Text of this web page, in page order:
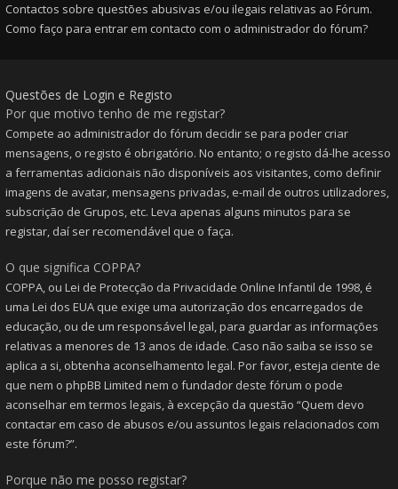
Contactos sobre questões abusivas e/ou ilegais relativas ao Fórum.
Como faço para entrar em contacto com o administrador do fórum?
Questões de Login e Registo
Por que motivo tenho de me registar?
Compete ao administrador do fórum decidir se para poder criar
mensagens, o registo é obrigatório. No entanto; o registo dá-lhe acesso
a ferramentas adicionais não disponíveis aos visitantes, como definir
imagens de avatar, mensagens privadas, e-mail de outros utilizadores,
subscrição de Grupos, etc. Leva apenas alguns minutos para se
registar, daí ser recomendável que o faça.
O que significa COPPA?
COPPA, ou Lei de Protecção da Privacidade Online Infantil de 1998, é
uma Lei dos EUA que exige uma autorização dos encarregados de
educação, ou de um responsável legal, para guardar as informações
relativas a menores de 13 anos de idade. Caso não saiba se isso se
aplica a si, obtenha aconselhamento legal. Por favor, esteja ciente de
que nem o phpBB Limited nem o fundador deste fórum o pode
aconselhar em termos legais, à excepção da questão “Quem devo
contactar em caso de abusos e/ou assuntos legais relacionados com
este fórum?”.
Porque não me posso registar?